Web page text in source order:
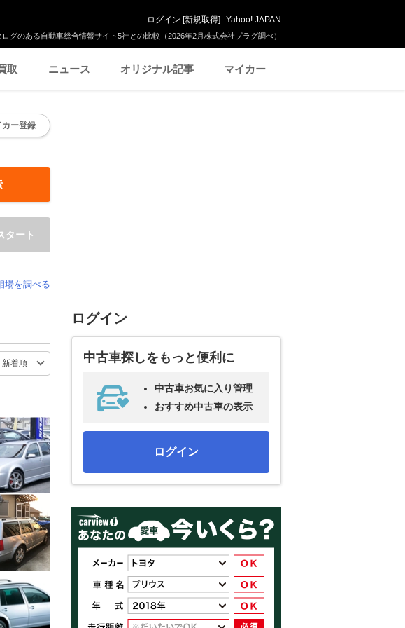
グのある自動車総合情報サイト5社との比較（2026年2月株式会社プラグ調べ）
ログイン [新規取得] Yahoo! JAPAN
取 ニュース オリジナル記事 マイカー
カー登録
タート
場を調べる
ログイン
中古車探しをもっと便利に
中古車お気に入り管理
おすすめ中古車の表示
ログイン